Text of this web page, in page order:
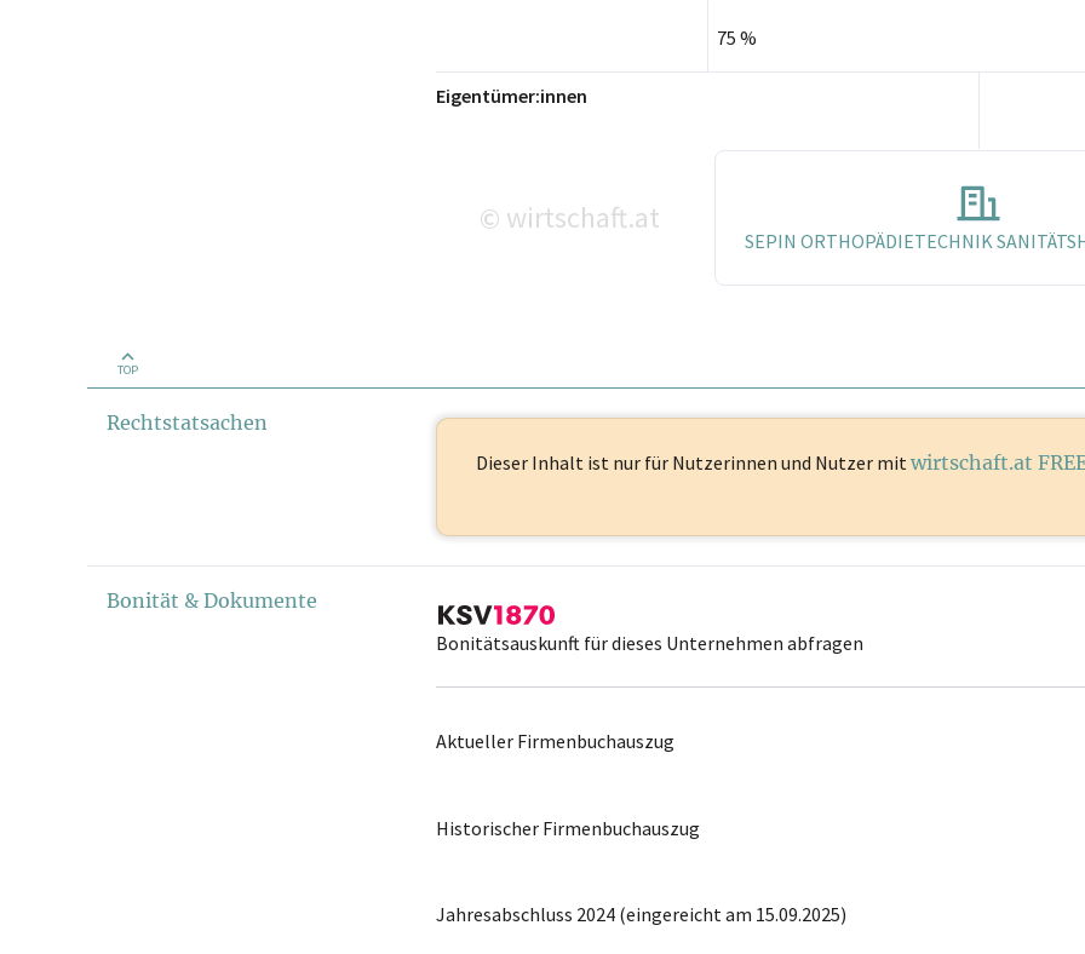
75 %
Eigentümer:innen
© wirtschaft.at
SEPIN ORTHOPÄDIETECHNIK
TOP
Rechtstatsachen
Dieser Inhalt ist nur für Nutzerinnen und Nutzer mit wirtschaft.at
Bonität & Dokumente
Bonitätsauskunft für dieses Unternehmen abfragen
Aktueller Firmenbuchauszug
Historischer Firmenbuchauszug
Jahresabschluss 2024 (eingereicht am 15.09.2025)